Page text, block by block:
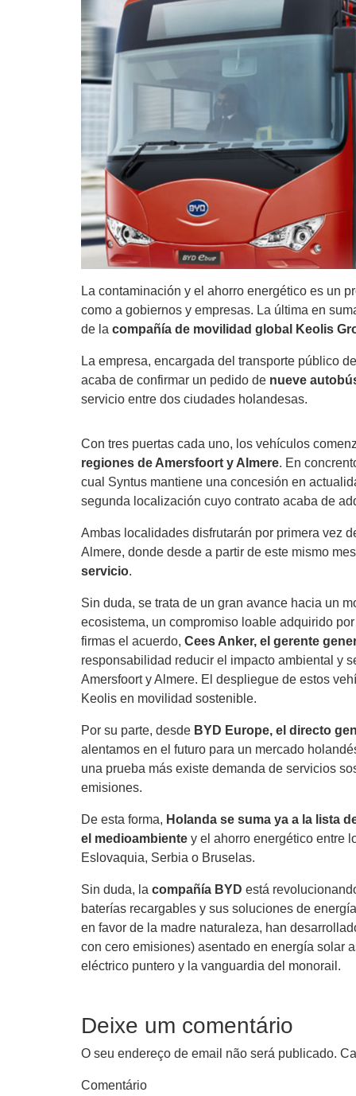
La contaminación y el ahorro energético es un
como a gobiernos y empresas. La última en
de la compañía de movilidad global Keolis
La empresa, encargada del transporte público
acaba de confirmar un pedido de nueve
servicio entre dos ciudades holandesas.
Con tres puertas cada uno, los vehículos
regiones de Amersfoort y Almere. En
cual Syntus mantiene una concesión en
segunda localización cuyo contrato acaba de
Ambas localidades disfrutarán por primera vez
Almere, donde desde a partir de este mismo
servicio.
Sin duda, se trata de un gran avance hacia un
ecosistema, un compromiso loable adquirido
firmas el acuerdo, Cees Anker, el gerente
responsabilidad reducir el impacto ambiental y
Amersfoort y Almere. El despliegue de estos
Keolis en movilidad sostenible.
Por su parte, desde BYD Europe, el directo
alentamos en el futuro para un mercado
una prueba más existe demanda de servicios
emisiones.
De esta forma, Holanda se suma ya a la lista
el medioambiente y el ahorro energético entre
Eslovaquia, Serbia o Bruselas.
Sin duda, la compañía BYD está
baterías recargables y sus soluciones de
en favor de la madre naturaleza, han
con cero emisiones) asentado en energía solar
eléctrico puntero y la vanguardia del monorail.
Deixe um comentário
O seu endereço de email não será publicado.
Comentário